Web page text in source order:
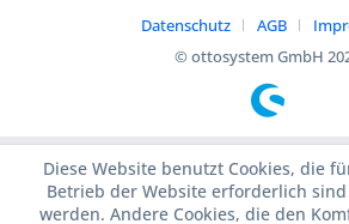
Datenschutz
AGB
© ottosystem GmbH
Diese Website benutzt Cookies, die
Betrieb der Website erforderlich
werden. Andere Cookies, die den